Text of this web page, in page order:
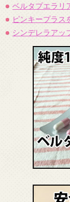
ベルタプエラリ
ピンキープラス
シンデレラアッ